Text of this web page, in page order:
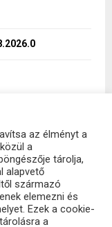
az élményt a
a
tárolja,
alapvető
származó
elemezni és
Ezek a cookie-
a